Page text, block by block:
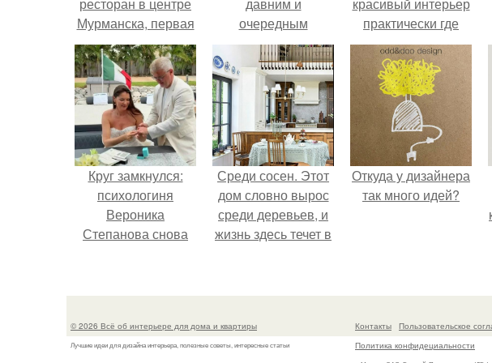
Мурманска, первая
уникальная
митерия в городе.
очередным
неопубликованным
проектом.
практически где
угодно.
Круг замкнулся:
психологиня
Вероника
Степанова снова
бывшего мужа.
Среди сосен. Этот
дом словно вырос
среди деревьев, и
жизнь здесь течет в
спешки и лишнего
Откуда у дизайнера
так много идей?
© 2026 Всё об интерьере для дома и квартиры
Лучшие идеи для дизайна интерьера, полезные советы, интересные статьи
Контакты
Пользовательское
Политика конфидециальности